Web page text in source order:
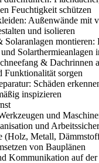
Feuchtigkeit schützen
Außenwände mit
und isolieren
Solaranlagen montieren:
Solarthermieanlagen
& Dachrinnen
Funktionalität sorgen
Schäden
inspizieren
und
und
(Holz, Metall,
von Bauplänen
Kommunikation auf der